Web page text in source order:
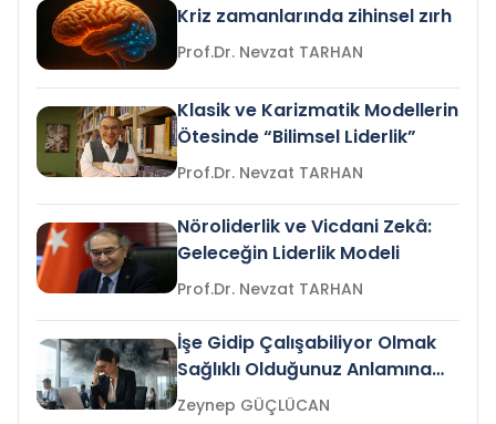
Kriz zamanlarında zihinsel zırh
Prof.Dr. Nevzat TARHAN
Klasik ve Karizmatik Modellerin
Ötesinde “Bilimsel Liderlik”
Prof.Dr. Nevzat TARHAN
Nöroliderlik ve Vicdani Zekâ:
Geleceğin Liderlik Modeli
Prof.Dr. Nevzat TARHAN
İşe Gidip Çalışabiliyor Olmak
Sağlıklı Olduğunuz Anlamına
Gelir mi?Zeynep GÜÇLÜCAN